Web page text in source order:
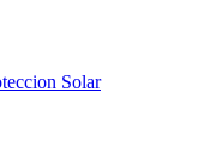
Solar